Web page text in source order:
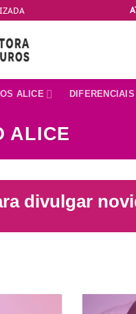
ALICE DIFERENCIAIS
ALICE
divulgar